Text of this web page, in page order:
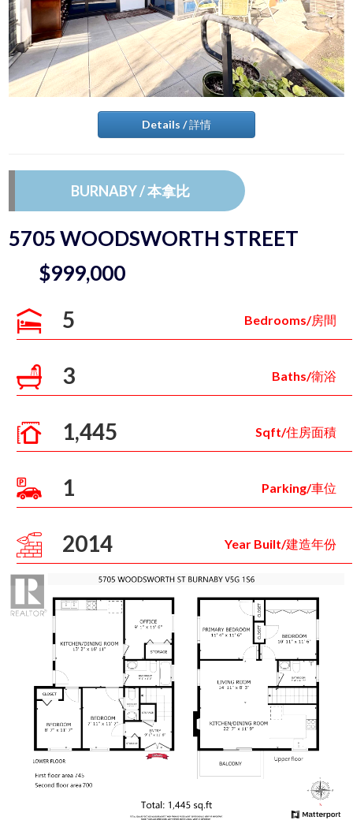
Details / 詳情
BURNABY / 本拿比
5705 WOODSWORTH STREET
$999,000
5 Bedrooms/房間
3 Baths/衛浴
1,445 Sqft/住房面積
1 Parking/車位
2014 Year Built/建造年份